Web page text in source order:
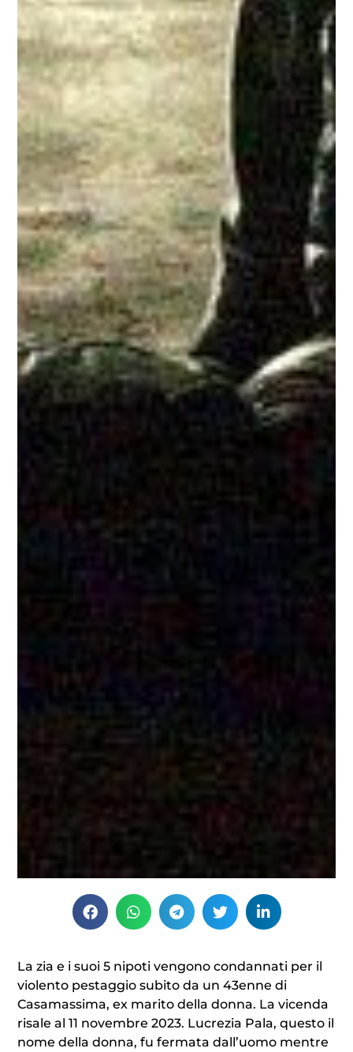
La zia e i suoi 5 nipoti vengono condannati per il
violento pestaggio subito da un 43enne di
Casamassima, ex marito della donna. La vicenda
risale al 11 novembre 2023. Lucrezia Pala, questo il
nome della donna, fu fermata dall’uomo mentre